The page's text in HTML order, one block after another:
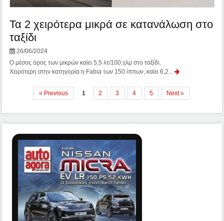
Τα 2 χειρότερα μικρά σε κατανάλωση στο
ταξίδι
26/06/2024
Ο μέσος όρος των μικρών καίει 5,5 λτ/100 χλμ στο ταξίδι.
Χειρότερη στην κατηγορία η Fabia των 150 ίππων, καίει 6,2...
« Previous 1 2 3 4 5 Next »